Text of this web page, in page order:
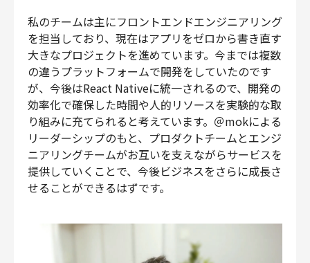
私のチームは主にフロントエンドエンジニアリング
を担当しており、現在はアプリをゼロから書き直す
大きなプロジェクトを進めています。今までは複数
の違うプラットフォームで開発をしていたのです
が、今後はReact Nativeに統一されるので、開発の
効率化で確保した時間や人的リソースを実験的な取
り組みに充てられると考えています。＠mokによる
リーダーシップのもと、プロダクトチームとエンジ
ニアリングチームがお互いを支えながらサービスを
提供していくことで、今後ビジネスをさらに成長さ
せることができるはずです。